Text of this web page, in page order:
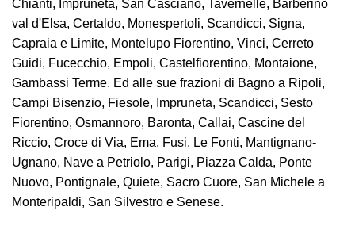
Chianti, Impruneta, San Casciano, Tavernelle, Barberino
val d'Elsa, Certaldo, Monespertoli, Scandicci, Signa,
Capraia e Limite, Montelupo Fiorentino, Vinci, Cerreto
Guidi, Fucecchio, Empoli, Castelfiorentino, Montaione,
Gambassi Terme. Ed alle sue frazioni di Bagno a Ripoli,
Campi Bisenzio, Fiesole, Impruneta, Scandicci, Sesto
Fiorentino, Osmannoro, Baronta, Callai, Cascine del
Riccio, Croce di Via, Ema, Fusi, Le Fonti, Mantignano-
Ugnano, Nave a Petriolo, Parigi, Piazza Calda, Ponte
Nuovo, Pontignale, Quiete, Sacro Cuore, San Michele a
Monteripaldi, San Silvestro e Senese.